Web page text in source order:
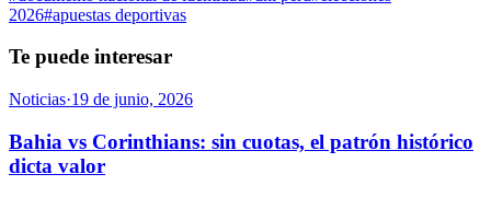
2026#apuestas deportivas
Te puede interesar
Noticias·19 de junio, 2026
Bahia vs Corinthians: sin cuotas, el patrón histórico
dicta valor